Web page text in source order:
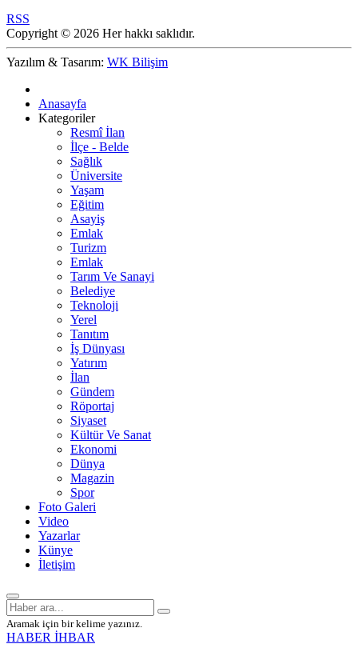
RSS
Copyright © 2026 Her hakkı saklıdır.
Yazılım & Tasarım: WK Bilişim
Anasayfa
Kategoriler
Resmî İlan
İlçe - Belde
Sağlık
Üniversite
Yaşam
Eğitim
Asayiş
Emlak
Turizm
Emlak
Tarım Ve Sanayi
Belediye
Teknoloji
Yerel
Tanıtım
İş Dünyası
Yatırım
İlan
Gündem
Röportaj
Siyaset
Kültür Ve Sanat
Ekonomi
Dünya
Magazin
Spor
Foto Galeri
Video
Yazarlar
Künye
İletişim
Aramak için bir kelime yazınız.
HABER İHBAR